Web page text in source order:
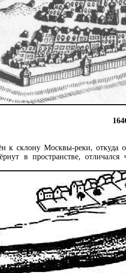
к склону Москвы-реки, откуда
в пространстве,